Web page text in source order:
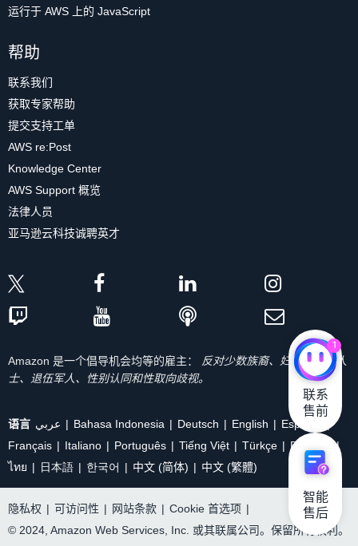
运行于 AWS 上的 JavaScript
帮助
联系我们
获取专家帮助
提交支持工单
AWS re:Post
Knowledge Center
AWS Support 概览
法律人员
亚马逊云科技诚聘英才
Amazon 是一个倡导机会均等的雇主：
反对少数族裔、妇女、残疾人
士、退伍军人、性别认同和性取向歧视。
语言 عربي Bahasa Indonesia Deutsch English
Español
Français
Italiano Português Tiếng Việt Türkçe
Ρусский
ไทย
日本語 한국어 中文 (简体) 中文 (繁體)
隐私权 | 可访问性 | 网站条款 | Cookie 首选项 |
© 2024, Amazon Web Services, Inc. 或其联属公司。保留所有权利。
1
联系
售前
智能
售后